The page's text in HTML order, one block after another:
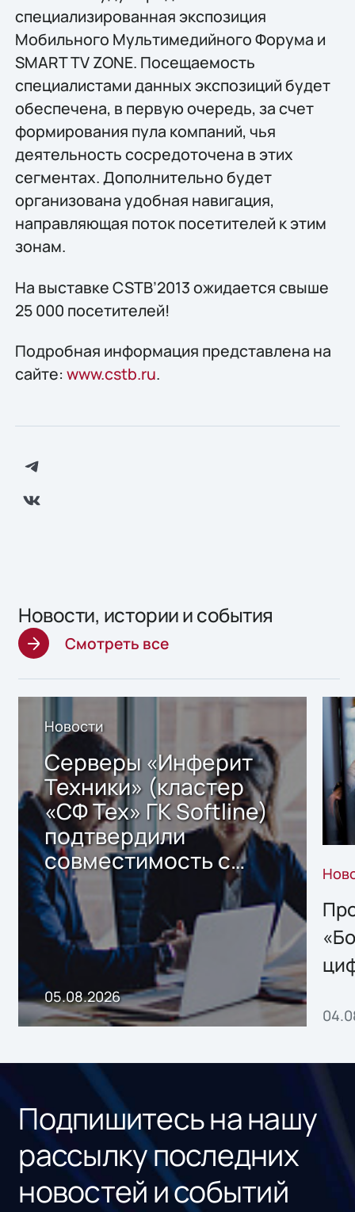
специализированная экспозиция
Мобильного Мультимедийного Форума и
SMART TV ZONE. Посещаемость
специалистами данных экспозиций будет
обеспечена, в первую очередь, за счет
формирования пула компаний, чья
деятельность сосредоточена в этих
сегментах. Дополнительно будет
организована удобная навигация,
направляющая поток посетителей к этим
зонам.
На выставке CSTB’2013 ожидается свыше
25 000 посетителей!
Подробная информация представлена на
сайте: www.cstb.ru.
Новости, истории и события
Смотреть все
Новости
Серверы «Инферит
Техники» (кластер
«СФ Тех» ГК Softline)
подтвердили
совместимость с
решением Sharx
Storage 2.x для
хранения данных
05.08.2026
Подпишитесь на нашу
рассылку последних
новостей и событий